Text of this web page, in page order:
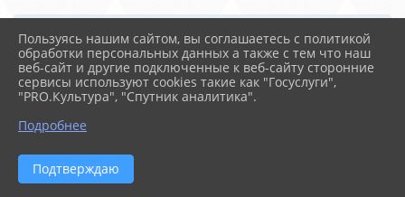
Главная МЕРОПРИЯТИЯ
Новости
Профориентационная игр...
24.05.2022 08:21
ПРОФОРИЕНТАЦИОННАЯ ИГРА «СЛЕДСТВИЕ
Пользуясь нашим сайтом, вы соглашаетесь с политикой
обработки персональных данных а также с тем что наш
веб-сайт и другие подключенные к веб-сайту сторонние
сервисы используют cookies такие как "Госуслуги",
"PRO.Культура", "Спутник аналитика".
Подробнее
Подтверждаю